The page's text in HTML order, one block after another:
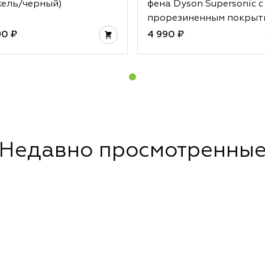
черный)
₽
фена Dyson Supersonic с
прорезиненным
4 990 ₽
Недавно просмотренные